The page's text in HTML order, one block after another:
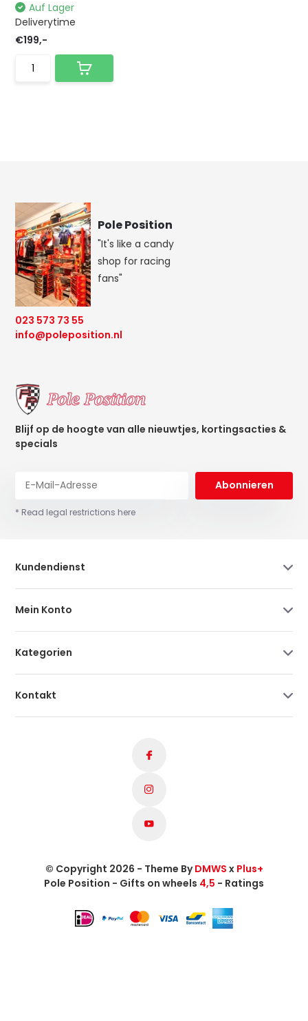
Auf Lager
Deliverytime
€199,-
Pole Position
"It's like a candy
shop for racing
fans"
023 573 73 55
info@poleposition.nl
Blijf op de hoogte van alle nieuwtjes, kortingsacties &
specials
Abonnieren
* Read legal restrictions here
Kundendienst
Mein Konto
Kategorien
Kontakt
© Copyright 2026 - Theme ByDMWS x Plus+
Pole Position - Gifts on wheels 4,5 - Ratings